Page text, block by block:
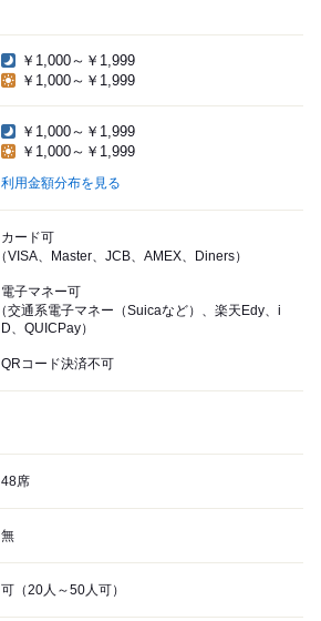
￥1,000～￥1,999
￥1,000～￥1,999
￥1,000～￥1,999
￥1,000～￥1,999
利用金額分布を見る
カード可
（VISA、Master、JCB、AMEX、Diners）
電子マネー可
（交通系電子マネー（Suicaなど）、楽天Edy、i
D、QUICPay）
QRコード決済不可
48席
無
可（20人～50人可）